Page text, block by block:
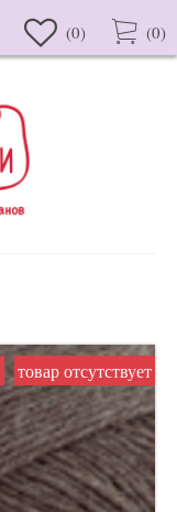
(0) (0)
товар отсутствует